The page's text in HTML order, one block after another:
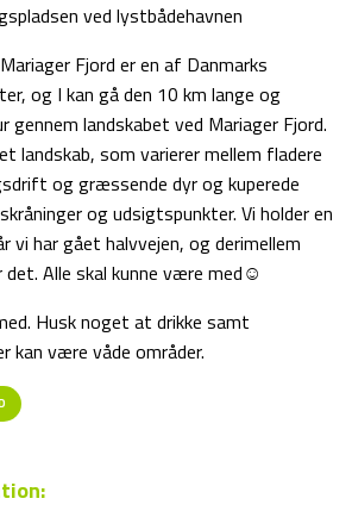
ved lystbådehavnen
Fjord er en af Danmarks
og I kan gå den 10 km lange og
gennem landskabet ved Mariager Fjord.
landskab, som varierer mellem fladere
og græssende dyr og kuperede
og udsigtspunkter. Vi holder en
vi har gået halvvejen, og derimellem
Alle skal kunne være med☺️
Husk noget at drikke samt
være våde områder.